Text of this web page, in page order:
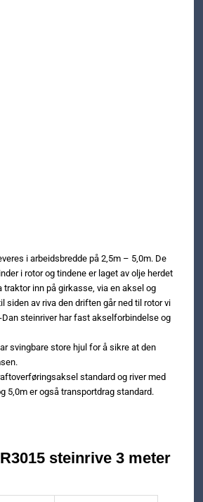
i arbeidsbredde på 2,5m – 5,0m. De
i rotor og tindene er laget av olje herdet
traktor inn på girkasse, via en aksel og
siden av riva den driften går ned til rotor vi
steinriver har fast akselforbindelse og
svingbare store hjul for å sikre at den
standard og river med
5,0m er også transportdrag standard.
steinrive 3 meter